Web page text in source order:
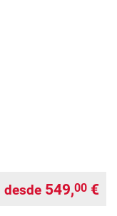
desde 549,00 €